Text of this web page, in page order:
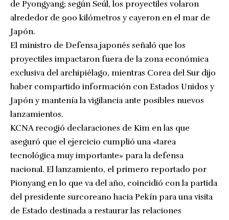
de Pyongyang; según Seúl, los proyectiles volaron
alrededor de 900 kilómetros y cayeron en el mar de
Japón.
El ministro de Defensa japonés señaló que los
proyectiles impactaron fuera de la zona económica
exclusiva del archipiélago, mientras Corea del Sur dijo
haber compartido información con Estados Unidos y
Japón y mantenía la vigilancia ante posibles nuevos
lanzamientos.
KCNA recogió declaraciones de Kim en las que
aseguró que el ejercicio cumplió una «tarea
tecnológica muy importante» para la defensa
nacional. El lanzamiento, el primero reportado por
Pionyang en lo que va del año, coincidió con la partida
del presidente surcoreano hacia Pekín para una visita
de Estado destinada a restaurar las relaciones